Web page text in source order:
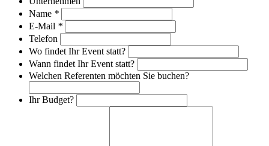
Name *
E-Mail *
Telefon
Wo findet Ihr Event statt?
Wann findet Ihr Event statt?
Welchen Referenten möchten Sie buchen?
Ihr Budget?